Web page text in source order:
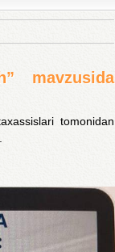
mavzusida
tomonidan